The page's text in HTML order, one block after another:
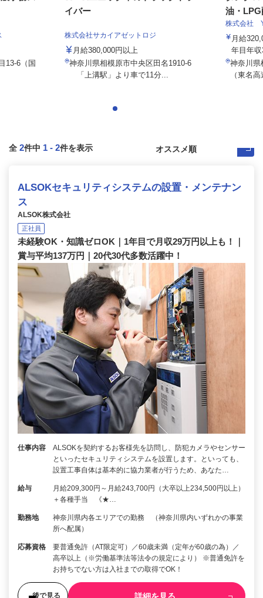
13-6（国
イバー
株式会社サカイアゼットロジ
月給380,000円以上
神奈川県相模原市中央区田名1910-6
「上溝駅」より車で11分...
油・LPG
株式会社
月給
年目年
神奈川県
（東名
全 2件中 1 - 2件を表示
ALSOKセキュリティシステムの設置・メンテナン
ス
ALSOK株式会社
正社員
未経験OK・知識ゼロOK｜1年目で月収29万円以上も！｜
賞与平均137万円｜20代30代多数活躍中！
仕事内容
ALSOKを契約するお客様先を訪問し、防犯カメラやセンサー
といったセキュリティシステムを設置します。といっても、
設置工事自体は基本的に協力業者が行うため、あなた…
給与
月給209,300円～月給243,700円（大卒以上234,500円以上）
＋各種手当 《★…
勤務地
神奈川県内各エリアでの勤務 （神奈川県内いずれかの事業
所へ配属）
応募資格
要普通免許（AT限定可）／60歳未満（定年が60歳の為）／
高卒以上（※労働基準法等法令の規定により） ※普通免許を
お持ちでない方は入社までの取得でOK！
後で見る 詳細を見る